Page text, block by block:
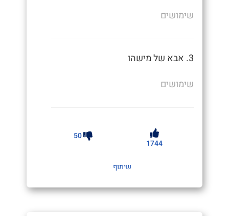
שימושים
3. אבא של מישהו
שימושים
1744
50
שיתוף